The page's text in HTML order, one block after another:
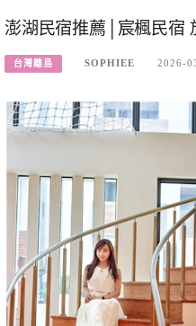
澎湖民宿推薦│宸楓民宿
台灣離島 SOPHIEE 2026-